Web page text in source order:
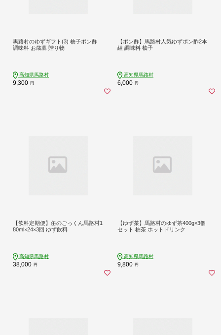
馬路村のゆずギフト(3) 柚子ポン酢
調味料 お歳暮 贈り物
高知県馬路村
9,300 円
【ポン酢】馬路村人気ゆずポン酢2本
組 調味料 柚子
高知県馬路村
6,000 円
【飲料定期便】缶のごっくん馬路村1
80ml×24×3回 ゆず飲料
高知県馬路村
38,000 円
【ゆず茶】馬路村のゆず茶400g×3個
セット 柚茶 ホットドリンク
高知県馬路村
9,800 円